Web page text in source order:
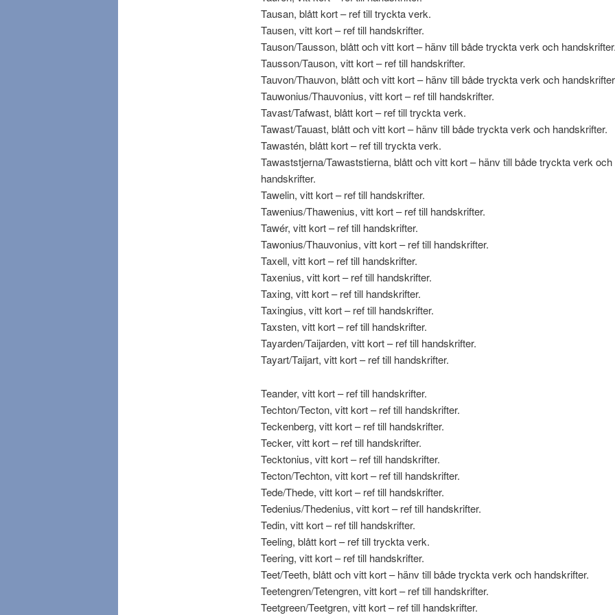
Tausan, blått kort – ref till tryckta verk.
Tausen, vitt kort – ref till handskrifter.
Tauson/Tausson, blått och vitt kort – hänv till både tryckta verk och
Tausson/Tauson, vitt kort – ref till handskrifter.
Tauvon/Thauvon, blått och vitt kort – hänv till både tryckta verk och
Tauwonius/Thauvonius, vitt kort – ref till handskrifter.
Tavast/Tafwast, blått kort – ref till tryckta verk.
Tawast/Tauast, blått och vitt kort – hänv till både tryckta verk och handskrifter.
Tawastén, blått kort – ref till tryckta verk.
Tawaststjerna/Tawaststierna, blått och vitt kort – hänv till både tryckta verk och
handskrifter.
Tawelin, vitt kort – ref till handskrifter.
Tawenius/Thawenius, vitt kort – ref till handskrifter.
Tawér, vitt kort – ref till handskrifter.
Tawonius/Thauvonius, vitt kort – ref till handskrifter.
Taxell, vitt kort – ref till handskrifter.
Taxenius, vitt kort – ref till handskrifter.
Taxing, vitt kort – ref till handskrifter.
Taxingius, vitt kort – ref till handskrifter.
Taxsten, vitt kort – ref till handskrifter.
Tayarden/Taijarden, vitt kort – ref till handskrifter.
Tayart/Taijart, vitt kort – ref till handskrifter.
Teander, vitt kort – ref till handskrifter.
Techton/Tecton, vitt kort – ref till handskrifter.
Teckenberg, vitt kort – ref till handskrifter.
Tecker, vitt kort – ref till handskrifter.
Tecktonius, vitt kort – ref till handskrifter.
Tecton/Techton, vitt kort – ref till handskrifter.
Tede/Thede, vitt kort – ref till handskrifter.
Tedenius/Thedenius, vitt kort – ref till handskrifter.
Tedin, vitt kort – ref till handskrifter.
Teeling, blått kort – ref till tryckta verk.
Teering, vitt kort – ref till handskrifter.
Teet/Teeth, blått och vitt kort – hänv till både tryckta verk och handskrifter.
Teetengren/Tetengren, vitt kort – ref till handskrifter.
Teetgreen/Teetgren, vitt kort – ref till handskrifter.